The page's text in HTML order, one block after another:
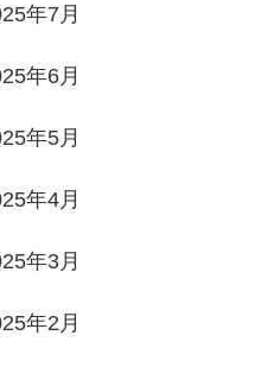
年7月
年6月
年5月
年4月
年3月
年2月